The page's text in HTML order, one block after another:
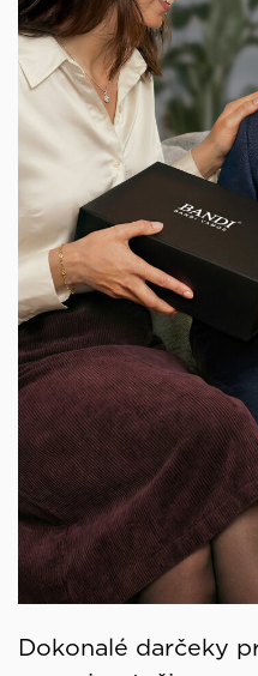
Dokonalé darčeky